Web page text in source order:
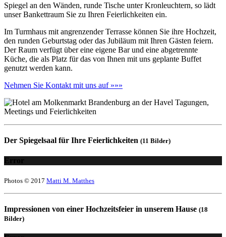
Spiegel an den Wänden, runde Tische unter Kronleuchtern, so lädt
unser Bankettraum Sie zu Ihren Feierlichkeiten ein.
Im Turmhaus mit angrenzender Terrasse können Sie ihre Hochzeit,
den runden Geburtstag oder das Jubiläum mit Ihren Gästen feiern.
Der Raum verfügt über eine eigene Bar und eine abgetrennte
Küche, die als Platz für das von Ihnen mit uns geplante Buffet
genutzt werden kann.
Nehmen Sie Kontakt mit uns auf »»»
Der Spiegelsaal für Ihre Feierlichkeiten (11 Bilder)
Error
Photos © 2017 Matti M. Matthes
Impressionen von einer Hochzeitsfeier in unserem Hause (18
Bilder)